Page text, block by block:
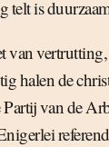
telt is
van
halen de
van de